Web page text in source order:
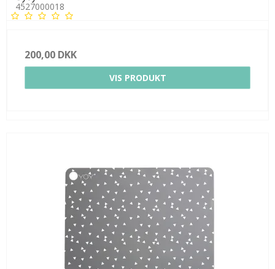
4527000018
200,00 DKK
VIS PRODUKT